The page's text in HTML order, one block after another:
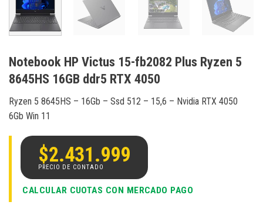
Notebook HP Victus 15-fb2082 Plus Ryzen 5
8645HS 16GB ddr5 RTX 4050
Ryzen 5 8645HS – 16Gb – Ssd 512 – 15,6 – Nvidia RTX 4050
6Gb Win 11
$2.431.999
CALCULAR CUOTAS CON MERCADO PAGO